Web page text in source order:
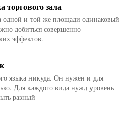
зала
одной и той же площади одинаковый
добиться совершенно
эффектов.
языка никуда. Он нужен и для
Для каждого вида нужд уровень
разный